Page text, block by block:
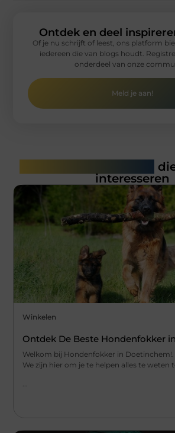
Ontdek en deel
Of je nu schrijft of leest, ons platform
iedereen die van blogs houdt.
onderdeel van onze
Meld je aan!
interesseren
Winkelen
Ontdek De Beste Hondenfokker
Welkom bij Hondenfokker in
We zijn hier om je te helpen alles te weten
...